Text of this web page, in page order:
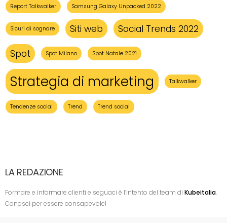
Report Talkwalker Samsung Galaxy Unpacked 2022
Sicuri di sognare Siti web
Social Trends 2022
Spot
Spot Milano Spot Natale 2021
Strategia di marketing Talkwalker
Tendenze social Trend Trend social
LA REDAZIONE
Formare e informare clienti e seguaci è l’intento del team di Kubeitalia.
Conosci per essere consapevole!